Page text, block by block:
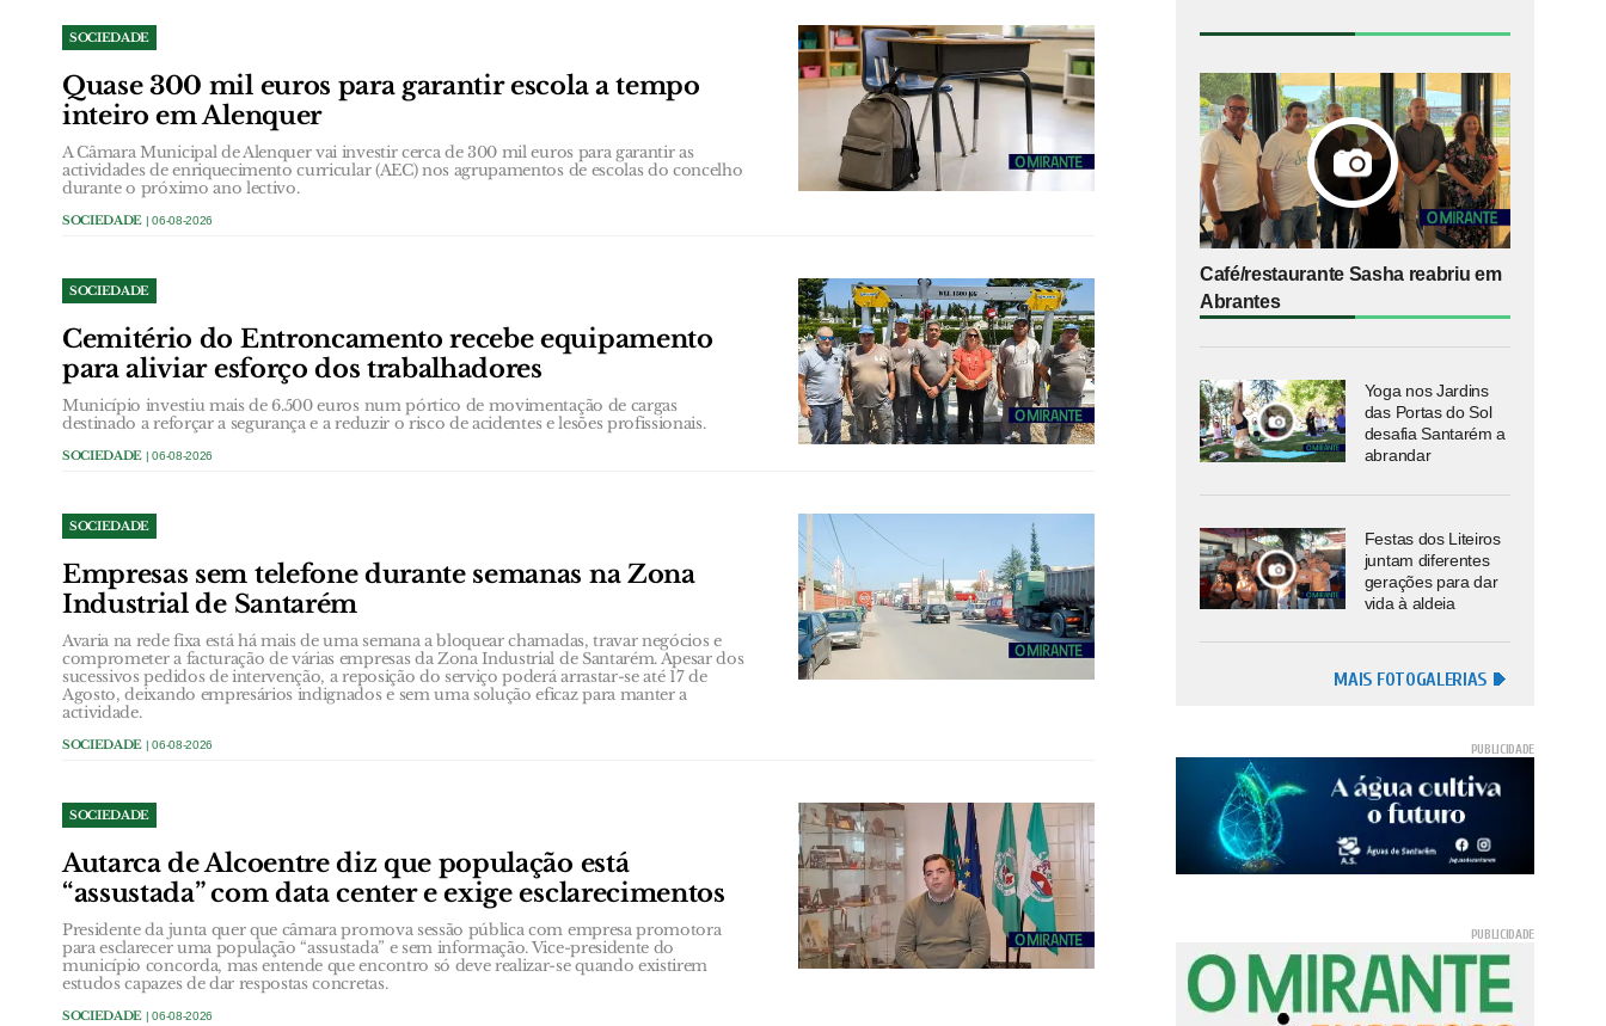
SOCIEDADE
Quase 300 mil euros para garantir escola a tempo
inteiro em Alenquer
A Câmara Municipal de Alenquer vai investir cerca de 300 mil euros para garantir as
actividades de enriquecimento curricular (AEC) nos agrupamentos de escolas do concelho
durante o próximo ano lectivo.
SOCIEDADE | 06-08-2026
SOCIEDADE
Cemitério do Entroncamento recebe equipamento
para aliviar esforço dos trabalhadores
Município investiu mais de 6.500 euros num pórtico de movimentação de cargas
destinado a reforçar a segurança e a reduzir o risco de acidentes e lesões profissionais.
SOCIEDADE | 06-08-2026
SOCIEDADE
Empresas sem telefone durante semanas na Zona
Industrial de Santarém
Avaria na rede fixa está há mais de uma semana a bloquear chamadas, travar negócios e
comprometer a facturação de várias empresas da Zona Industrial de Santarém. Apesar dos
sucessivos pedidos de intervenção, a reposição do serviço poderá arrastar-se até 17 de
Agosto, deixando empresários indignados e sem uma solução eficaz para manter a
actividade.
SOCIEDADE | 06-08-2026
SOCIEDADE
Autarca de Alcoentre diz que população está
“assustada” com data center e exige esclarecimentos
Presidente da junta quer que câmara promova sessão pública com empresa promotora
para esclarecer uma população “assustada” e sem informação. Vice-presidente do
município concorda, mas entende que encontro só deve realizar-se quando existirem
estudos capazes de dar respostas concretas.
SOCIEDADE | 06-08-2026
Café/restaurante Sasha reabriu em
Abrantes
Yoga nos Jardins
das Portas do Sol
desafia Santarém a
abrandar
Festas dos Liteiros
juntam diferentes
gerações para dar
vida à aldeia
MAIS FOTOGALERIAS